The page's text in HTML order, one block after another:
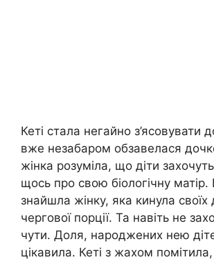
Кеті стала негайно з’ясовувати
вже незабаром обзавелася
жінка розуміла, що діти
щось про свою біологічну матір.
знайшла жінку, яка кинула своїх
чергової порції. Та навіть не
чути. Доля, народжених нею
цікавила. Кеті з жахом